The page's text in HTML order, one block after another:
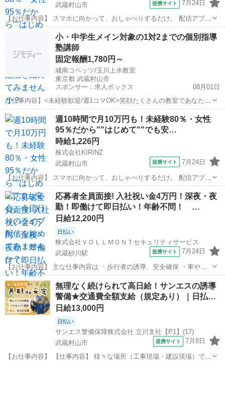
武蔵村山市
提携サイト 7月24日
【お仕事内容】 スマホに向かって、おしゃべりするだけ。 配信アプリ
（17LIVE／Pococha／IRIAM など）でライブ配信するお仕事です。
——————————— 配信内容はぜんぶ自由
——————————— ・今日...
武蔵村山市 イベントスタッフ
小・中学生メイン対象の1対2までの個別指導
塾講師
固定報酬1,780円～
城南コベッツ/玉川上水教室
東京都 武蔵村山市
スポンサー：求人ボックス
08月01日
【仕事内容】<未経験歓迎/週1コマOK>笑顔たくさんの教室であなたの
ヤル気を活かしてみませんか? <服装> 男性はスーツ、女性はそれに準
じる服装でお願いします。 (夏は教室規定によるクールビズを実施) こ
の求人は職業紹介事業者によ...
アルバイト・パート
週10時間で月10万円も！未経験80％・女性
95％だから""はじめて""でも安…
時給1,226円
株式会社KIRINZ
武蔵村山市
提携サイト 7月24日
【お仕事内容】 スマホに向かって、おしゃべりするだけ。 配信アプリ
（17LIVE／Pococha／IRIAM など）でライブ配信するお仕事です。
——————————— 配信内容はぜんぶ自由
——————————— ・今日...
東京 武蔵村山市 イベントスタッフ
応募者全員面接! 入社祝い金4万円！深夜・夜
勤！即働けて即日払い！年齢不問！ …
日給12,200円
日払い
株式会社ＶＯＬＬＭＯＮＴセキュリティサービス
武蔵砂川駅
提携サイト 7月24日
【お仕事内容】 主な仕事内容は ・歩行者の誘導、安全確保 ・車やバ
イクなどの車両の誘導 などをお任せします。 年齢や経験、性別に関係
なく、誰でもスグに始められる仕事です。 現場に出る前にしっかりと
した研修があるので、未経験の...
東京 武蔵村山市 武蔵砂川駅 警備員
無理なく続けられて高日給！サンエスの誘導
警備★交通費全額支給（規定あり）｜日払…
日給13,000円
日払い
サンエス警備保障株式会社 立川支社【P1】(17)
武蔵村山市
提携サイト 7月8日
【お仕事内容】 【仕事内容】 様々な場所（工事現場・建設現場）での